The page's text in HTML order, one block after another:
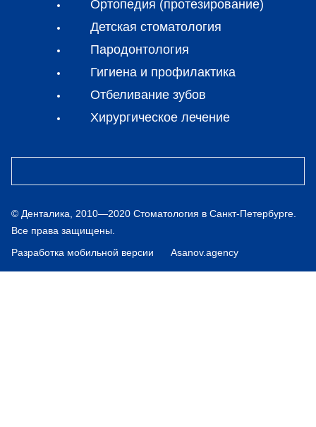
Ортопедия (протезирование)
Детская стоматология
Пародонтология
Гигиена и профилактика
Отбеливание зубов
Хирургическое лечение
© Денталика, 2010—2020 Стоматология в Санкт‑Петербурге.
Все права защищены.
Разработка мобильной версии
Asanov.agency